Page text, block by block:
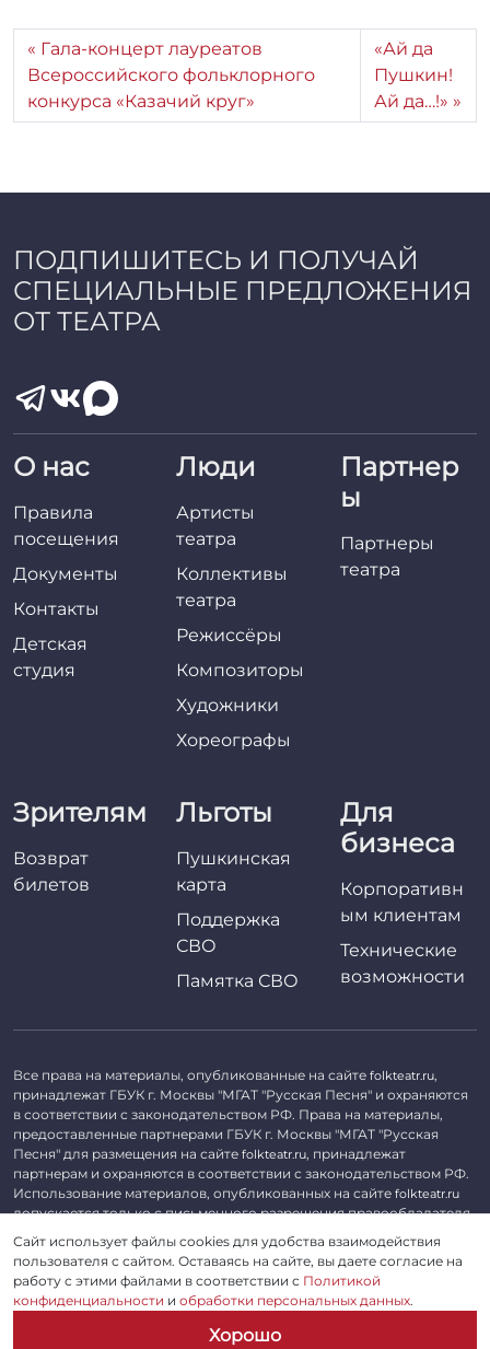
Гала-концерт лауреатов
Всероссийского фольклорного
конкурса «Казачий круг»
«Ай да
Пушкин!
Ай да…!»
ПОДПИШИТЕСЬ И ПОЛУЧАЙ
СПЕЦИАЛЬНЫЕ ПРЕДЛОЖЕНИЯ
ОТ ТЕАТРА
О нас
Правила
посещения
Документы
Контакты
Детская
студия
Люди
Артисты
театра
Коллективы
театра
Режиссёры
Композиторы
Художники
Хореографы
Партнер
ы
Партнеры
театра
Зрителям
Возврат
билетов
Льготы
Пушкинская
карта
Поддержка
СВО
Памятка СВО
Для
бизнеса
Корпоративн
ым клиентам
Технические
возможности
Все права на материалы, опубликованные на сайте folkteatr.ru,
принадлежат ГБУК г. Москвы "МГАТ "Русская Песня" и охраняются
в соответствии с законодательством РФ. Права на материалы,
предоставленные партнерами ГБУК г. Москвы "МГАТ "Русская
Песня" для размещения на сайте folkteatr.ru, принадлежат
партнерам и охраняются в соответствии с законодательством РФ.
Использование материалов, опубликованных на сайте folkteatr.ru
допускается только с письменного разрешения правообладателя.
©2026 ГБУК г. Москвы «МГАТ «Русская песня». ОГРН 1027739279182,
ИНН 7714039052.
Пользовательское соглашение
Сайт использует файлы cookies для удобства взаимодействия
пользователя с сайтом. Оставаясь на сайте, вы даете согласие на
работу с этими файлами в соответствии с Политикой
конфиденциальности и обработки персональных данных.
Хорошо